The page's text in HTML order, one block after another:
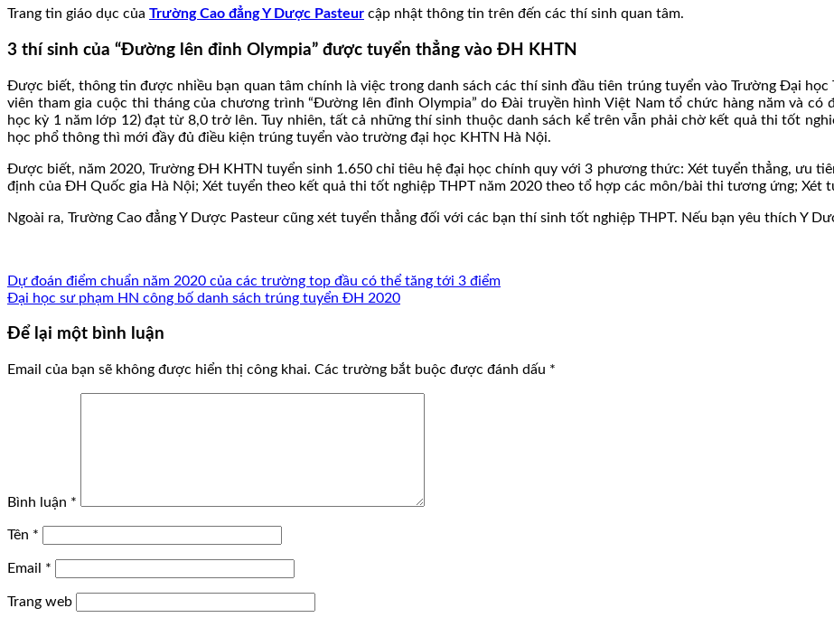
Trang tin giáo dục của Trường Cao đẳng Y Dược Pasteur cập nhật thông tin trên đến các thí sinh quan tâm.
3 thí sinh của “Đường lên đỉnh Olympia” được tuyển thẳng vào ĐH KHTN
Được biết, thông tin được nhiều bạn quan tâm chính là việc trong danh sách các thí sinh đầu tiên trúng tuyển vào Trường Đại
viên tham gia cuộc thi tháng của chương trình “Đường lên đỉnh Olympia” do Đài truyền hình Việt Nam tổ chức hàng năm và có
học kỳ 1 năm lớp 12) đạt từ 8,0 trở lên. Tuy nhiên, tất cả những thí sinh thuộc danh sách kể trên vẫn phải chờ kết quả thi tốt
học phổ thông thì mới đầy đủ điều kiện trúng tuyển vào trường đại học KHTN Hà Nội.
Được biết, năm 2020, Trường ĐH KHTN tuyển sinh 1.650 chỉ tiêu hệ đại học chính quy với 3 phương thức: Xét tuyển thẳng, ưu
định của ĐH Quốc gia Hà Nội; Xét tuyển theo kết quả thi tốt nghiệp THPT năm 2020 theo tổ hợp các môn/bài thi tương ứng; Xét
Ngoài ra, Trường Cao đẳng Y Dược Pasteur cũng xét tuyển thẳng đối với các bạn thí sinh tốt nghiệp THPT. Nếu bạn yêu thích Y
Dự đoán điểm chuẩn năm 2020 của các trường top ​đầu có thể tăng tới 3 điểm
Đại học sư phạm HN công bố danh sách trúng tuyển ĐH 2020
Để lại một bình luận
Email của bạn sẽ không được hiển thị công khai. Các trường bắt buộc được đánh dấu *
Bình luận *
Tên *
Email *
Trang web